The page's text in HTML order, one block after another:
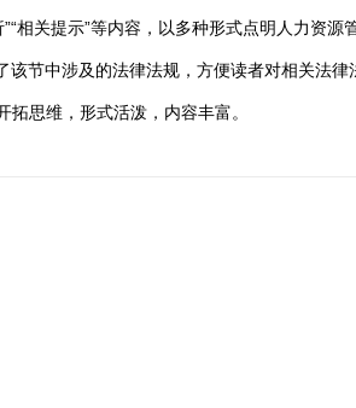
相关提示”等内容，以多种形式点明人力资
该节中涉及的法律法规，方便读者对相关法律
拓思维，形式活泼，内容丰富。